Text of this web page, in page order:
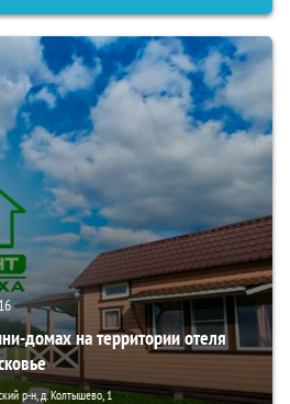
домах на территории отеля
р-н, д. Колтышево, 1